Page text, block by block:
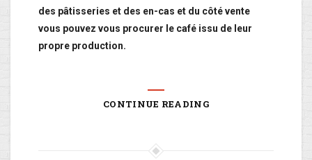
des pâtisseries et des en-cas et du côté vente
vous pouvez vous procurer le café issu de leur
propre production.
CONTINUE READING